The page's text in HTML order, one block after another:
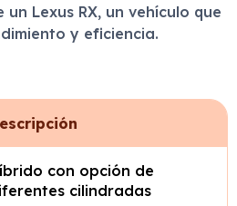
Lexus RX, un vehículo que
y eficiencia.
con opción de
cilindradas